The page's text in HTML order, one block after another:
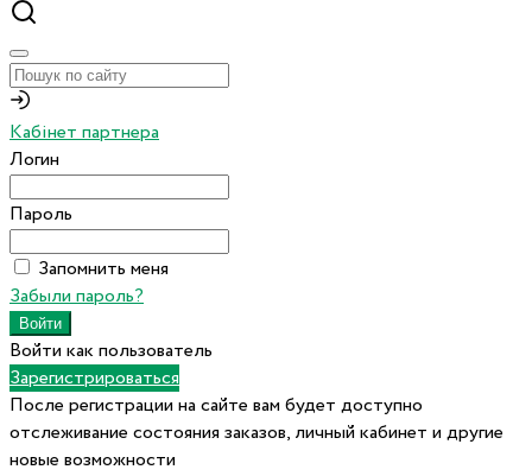
Кабінет партнера
Логин
Пароль
Запомнить меня
Забыли пароль?
Войти как пользователь
Зарегистрироваться
После регистрации на сайте вам будет доступно
отслеживание состояния заказов, личный кабинет и другие
новые возможности